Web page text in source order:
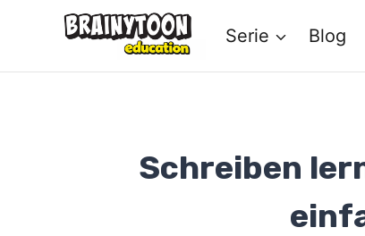
springen
Serie Blog
Schreiben